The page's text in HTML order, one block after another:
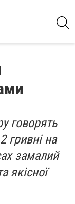
говорять
гривні на
замалий
якісної